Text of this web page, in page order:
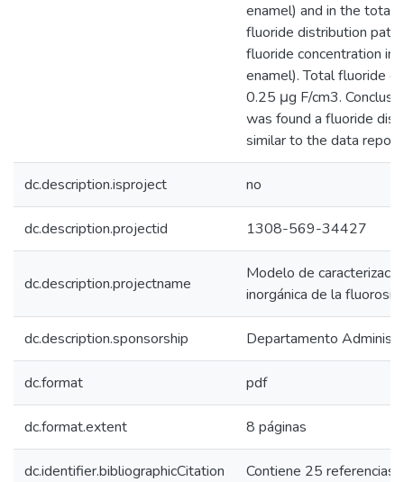
enamel) and in the total
fluoride distribution
fluoride concentration
enamel). Total fluoride
0.25 μg F/cm3.
was found a fluoride
similar to the data
dc.description.isproject no
dc.description.projectid 1308-569-34427
dc.description.projectname
Modelo de
inorgánica de la
dc.description.sponsorship Departamento
dc.format pdf
dc.format.extent 8 páginas
dc.identifier.bibliographicCitation Contiene 25 referencias